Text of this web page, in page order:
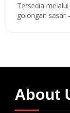
Tersedia
golongan sasar
About